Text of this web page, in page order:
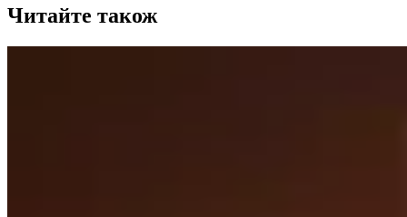
Читайте також